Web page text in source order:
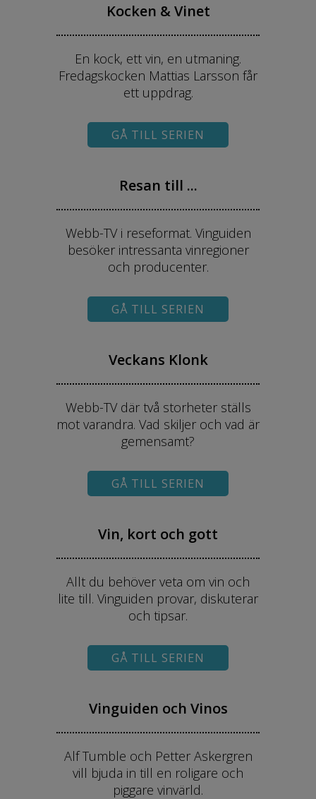
Kocken & Vinet
En kock, ett vin, en utmaning.
Fredagskocken Mattias Larsson får
ett uppdrag.
GÅ TILL SERIEN
Resan till ...
Webb-TV i reseformat. Vinguiden
besöker intressanta vinregioner
och producenter.
GÅ TILL SERIEN
Veckans Klonk
Webb-TV där två storheter ställs
mot varandra. Vad skiljer och vad är
gemensamt?
GÅ TILL SERIEN
Vin, kort och gott
Allt du behöver veta om vin och
lite till. Vinguiden provar, diskuterar
och tipsar.
GÅ TILL SERIEN
Vinguiden och Vinos
Alf Tumble och Petter Askergren
vill bjuda in till en roligare och
piggare vinvärld.